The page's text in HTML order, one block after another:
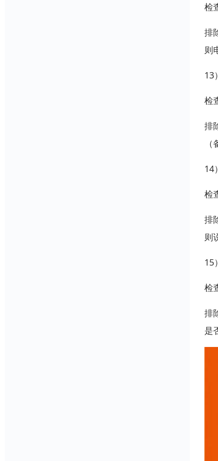
检
排
则
13
检
排
14
检
排
则
15
检
排
是